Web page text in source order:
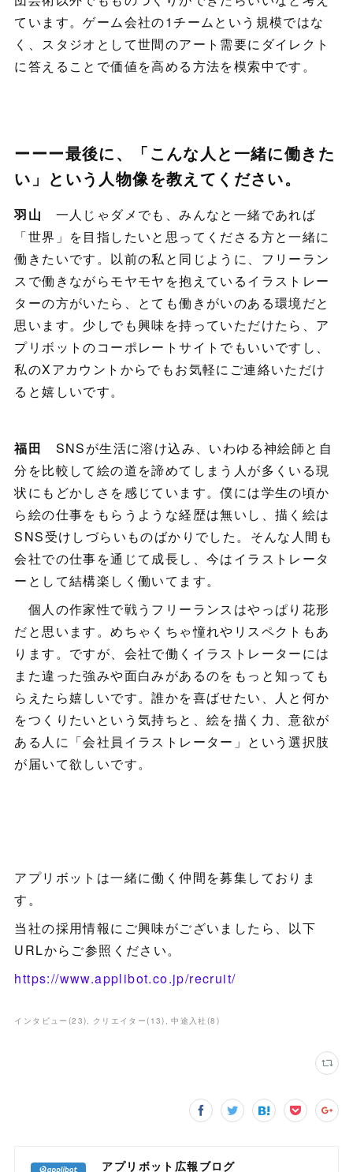
ています。ゲーム会社の1チームという規模ではな
く、スタジオとして世間のアート需要にダイレクト
に答えることで価値を高める方法を模索中です。
ーーー最後に、「こんな人と一緒に働きた
い」という人物像を教えてください。
羽山 一人じゃダメでも、みんなと一緒であれば
「世界」を目指したいと思ってくださる方と一緒に
働きたいです。以前の私と同じように、フリーラン
スで働きながらモヤモヤを抱えているイラストレー
ターの方がいたら、とても働きがいのある環境だと
思います。少しでも興味を持っていただけたら、ア
プリボットのコーポレートサイトでもいいですし、
私のXアカウントからでもお気軽にご連絡いただけ
ると嬉しいです。
福田 SNSが生活に溶け込み、いわゆる神絵師と自
分を比較して絵の道を諦めてしまう人が多くいる現
状にもどかしさを感じています。僕には学生の頃か
ら絵の仕事をもらうような経歴は無いし、描く絵は
SNS受けしづらいものばかりでした。そんな人間も
会社での仕事を通じて成長し、今はイラストレータ
ーとして結構楽しく働いてます。
個人の作家性で戦うフリーランスはやっぱり花形
だと思います。めちゃくちゃ憧れやリスペクトもあ
ります。ですが、会社で働くイラストレーターには
また違った強みや面白みがあるのをもっと知っても
らえたら嬉しいです。誰かを喜ばせたい、人と何か
をつくりたいという気持ちと、絵を描く力、意欲が
ある人に「会社員イラストレーター」という選択肢
が届いて欲しいです。
アプリボットは一緒に働く仲間を募集しておりま
す。
当社の採用情報にご興味がございましたら、以下
URLからご参照ください。
https://www.applibot.co.jp/recruit/
インタビュー (23) クリエイター( 13) 中途入社 (8 )
アプリボット広報ブログ